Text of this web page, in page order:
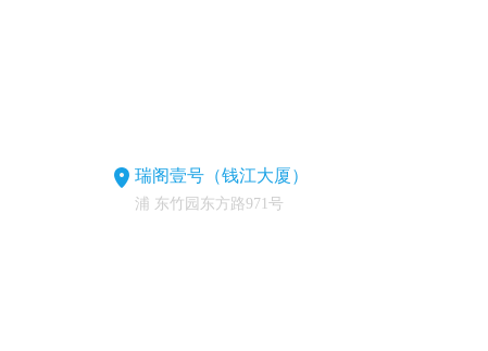
瑞阁壹号（钱江大厦）
浦 东竹园东方路971号